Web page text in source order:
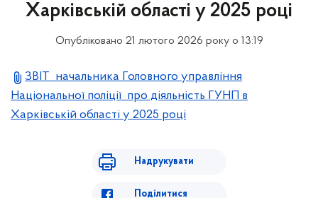
Харківській області у 2025 році
Опубліковано 21 лютого 2026 року о 13:19
ЗВІТ начальника Головного управління
Національної поліції про діяльність ГУНП в
Харківській області у 2025 році
Надрукувати
Поділитися